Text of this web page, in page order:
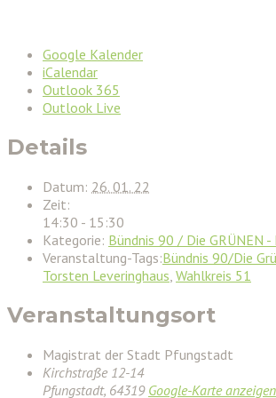
Google Kalender
iCalendar
Outlook 365
Outlook Live
Details
Datum: 26. 01. 22
Zeit:
14:30 - 15:30
Kategorie: Bündnis 90 / Die GRÜNEN
Veranstaltung-Tags:Bündnis 90/Die
Torsten Leveringhaus Wahlkreis 51
Veranstaltungsort
Magistrat der Stadt Pfungstadt
Kirchstraße 12-14
Pfungstadt, 64319 Google-Karte anzeigen